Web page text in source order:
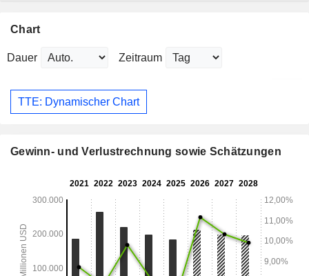
Chart
Dauer Zeitraum
TTE: Dynamischer Chart
Gewinn- und Verlustrechnung sowie Schätzungen